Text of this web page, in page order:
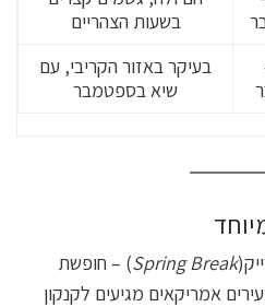
בשעות הצהריים
בעיקר באזור הקריבי, עם
שיא בספטמבר
Spring Break) – חופשת
אמריקאים מגיעים לקנקון